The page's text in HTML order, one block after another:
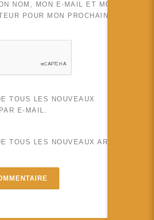
NOM, MON E-MAIL ET MON SITE
POUR MON PROCHAIN
TOUS LES NOUVEAUX
E-MAIL.
TOUS LES NOUVEAUX ARTICLES